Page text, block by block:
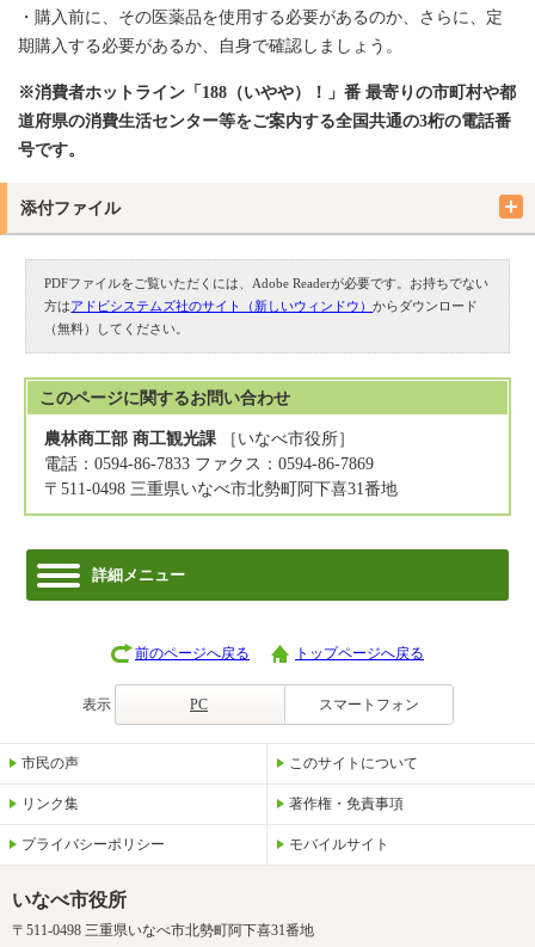
・購入前に、その医薬品を使用する必要があるのか、さらに、定
期購入する必要があるか、自身で確認しましょう。
※消費者ホットライン「188（いやや）！」番 最寄りの市町村や都
道府県の消費生活センター等をご案内する全国共通の3桁の電話番
号です。
添付ファイル
PDFファイルをご覧いただくには、Adobe Readerが必要です。お持ちでない
方はアドビシステムズ社のサイト（新しいウィンドウ）からダウンロード
（無料）してください。
このページに関するお問い合わせ
農林商工部 商工観光課 ［いなべ市役所］
電話：0594-86-7833 ファクス：0594-86-7869
〒511-0498 三重県いなべ市北勢町阿下喜31番地
詳細メニュー
前のページへ戻る トップページへ戻る
表示 PC スマートフォン
市民の声 このサイトについて
リンク集 著作権・免責事項
プライバシーポリシー モバイルサイト
いなべ市役所
〒511-0498 三重県いなべ市北勢町阿下喜31番地